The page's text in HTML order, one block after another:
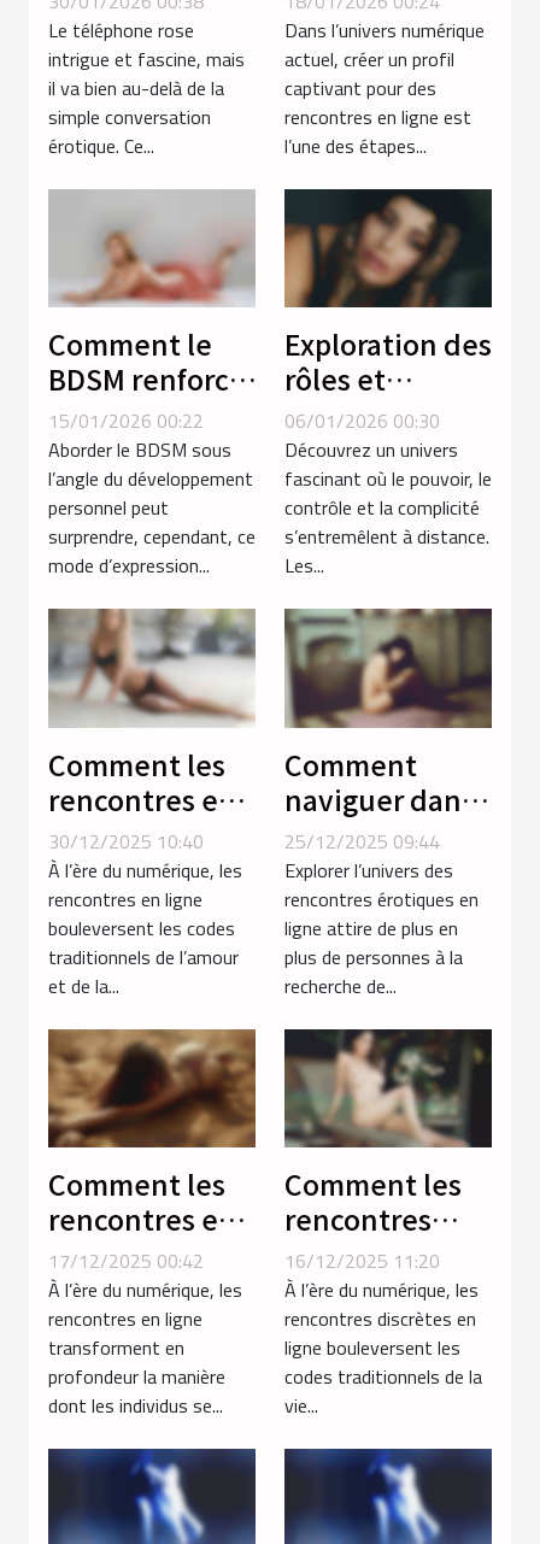
découverte de
soi ?
Le téléphone rose
intrigue et fascine, mais
il va bien au-delà de la
simple conversation
érotique. Ce...
des rencontres
en ligne ?
Dans l’univers numérique
actuel, créer un profil
captivant pour des
rencontres en ligne est
l’une des étapes...
Comment le
BDSM renforce-
t-il la confiance
en soi chez les
femmes ?
15/01/2026 00:22
Aborder le BDSM sous
l’angle du développement
personnel peut
surprendre, cependant, ce
mode d’expression...
Exploration des
rôles et
dynamiques
en séances de
soumission par
téléphone
06/01/2026 00:30
Découvrez un univers
fascinant où le pouvoir, le
contrôle et la complicité
s’entremêlent à distance.
Les...
Comment les
rencontres en
ligne
favorisent les
liaisons avec
des femmes
voluptueuses ?
30/12/2025 10:40
À l’ère du numérique, les
rencontres en ligne
bouleversent les codes
traditionnels de l’amour
et de la...
Comment
naviguer dans
le monde des
rencontres
érotiques en
ligne ?
25/12/2025 09:44
Explorer l’univers des
rencontres érotiques en
ligne attire de plus en
plus de personnes à la
recherche de...
Comment les
rencontres en
ligne
renforcent les
relations
modernes ?
17/12/2025 00:42
À l’ère du numérique, les
rencontres en ligne
transforment en
profondeur la manière
dont les individus se...
Comment les
rencontres
discrètes en
ligne
influencent-
elles les
relations
16/12/2025 11:20
À l’ère du numérique, les
rencontres discrètes en
ligne bouleversent les
codes traditionnels de la
vie...